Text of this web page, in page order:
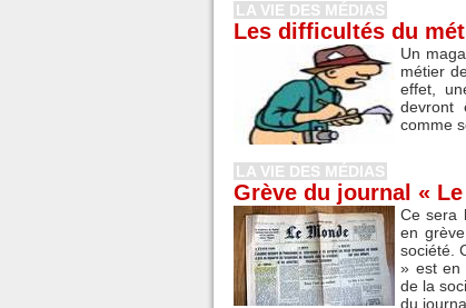
LA VIE DES MÉDIAS
Les difficultés du
Un
métier
effet,
devront
comme
LA VIE DES MÉDIAS
Grève du journal «
Ce sera
en
société.
» est en
de la
du